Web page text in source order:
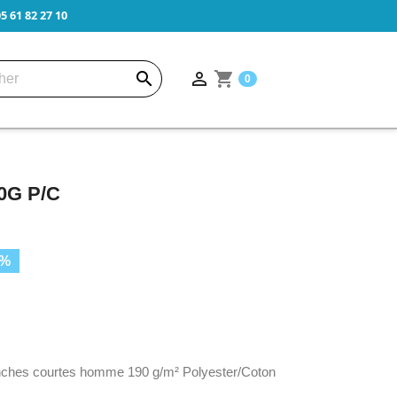
61 82 27 10
  shopping_cart 0
P/C
courtes homme 190 g/m² Polyester/Coton